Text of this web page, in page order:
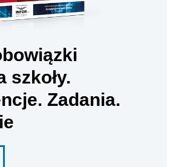
szkoły.
Zadania.